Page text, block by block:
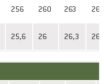
256 260 263 267
25,6 26 26,3